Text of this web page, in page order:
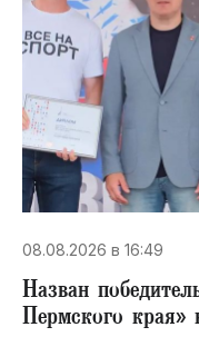
08.08.2026 в 16:49
Назван
Пермского края»